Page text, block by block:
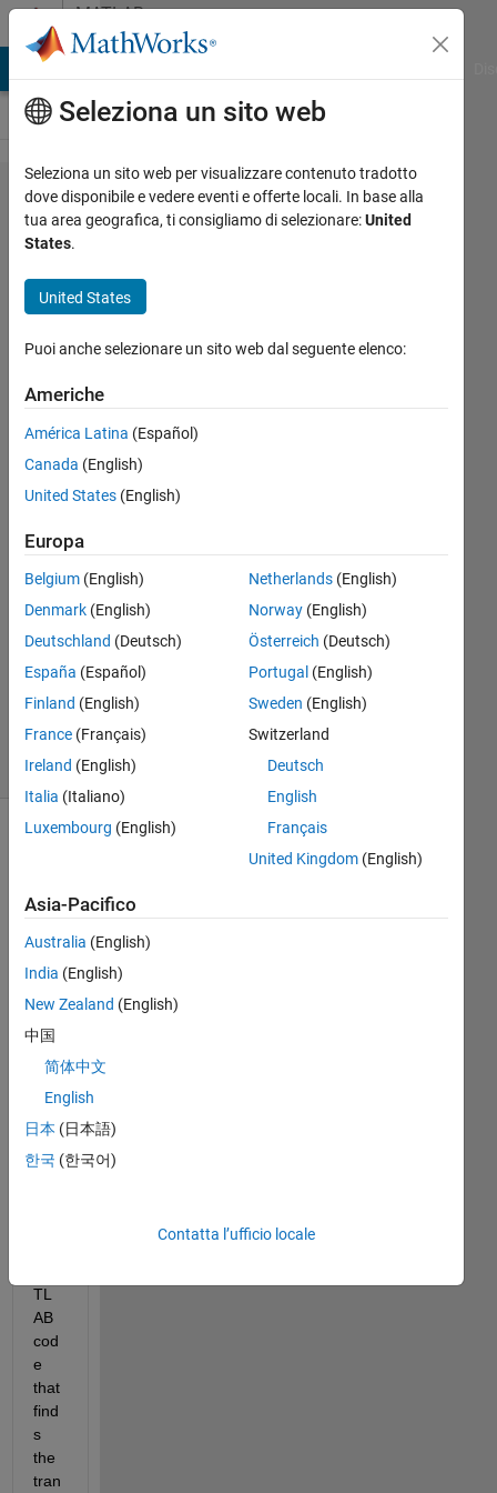
Vai al contenutoMATLAB
Answers
calculating the
transmissibility
of Freedom
using MATLAB
FAWAZ
AL
BAKRI
2025
0
Aggiornato
20 Mar
2025
Visualizzazioni
(30 giorni)
Hell
all,
wo
uld
TL
AB
cod
e
that
find
s
the
tran
Seleziona un sito web
Seleziona un sito web per visualizzare contenuto tradotto
dove disponibile e vedere eventi e offerte locali. In base alla
tua area geografica, ti consigliamo di selezionare:United
States.
United States
Puoi anche selezionare un sito web dal seguente elenco:
Americhe
América Latina (Español)
Canada (English)
United States (English)
Europa
Belgium (English)
Denmark (English)
Deutschland (Deutsch)
España (Español)
Finland (English)
France (Français)
Ireland (English)
Italia (Italiano)
Luxembourg (English)
Netherlands(English)
Norway(English)
Österreich (Deutsch)
Portugal (English)
Sweden (English)
Switzerland
Deutsch
English
Français
United Kingdom(English)
Asia-Pacifico
Australia (English)
India (English)
New Zealand (English)
中国
简体中文
English
日本 (日本語)
한국 (한국어)
Contatta l’ufficio locale